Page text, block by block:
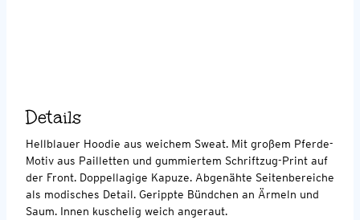
Details
Hellblauer Hoodie aus weichem Sweat. Mit großem Pferde-
Motiv aus Pailletten und gummiertem Schriftzug-Print auf
der Front. Doppellagige Kapuze. Abgenähte Seitenbereiche
als modisches Detail. Gerippte Bündchen an Ärmeln und
Saum. Innen kuschelig weich angeraut.